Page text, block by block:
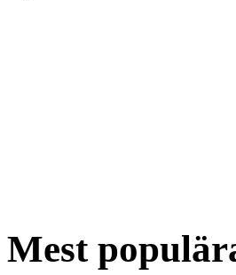
Mest